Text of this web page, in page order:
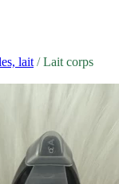
lait / Lait corps